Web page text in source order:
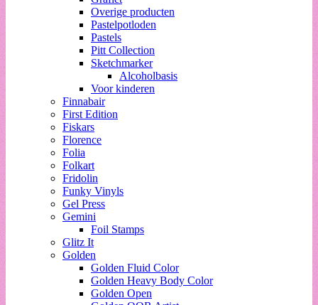
Overige producten
Pastelpotloden
Pastels
Pitt Collection
Sketchmarker
Alcoholbasis
Voor kinderen
Finnabair
First Edition
Fiskars
Florence
Folia
Folkart
Fridolin
Funky Vinyls
Gel Press
Gemini
Foil Stamps
Glitz It
Golden
Golden Fluid Color
Golden Heavy Body Color
Golden Open